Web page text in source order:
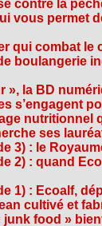
contre la
vous permet
qui combat le
boulangerie
», la BD
s’engagent
nutritionnel
ses
3) : le
2) : quand
1) : Ecoalf,
cultivé et
junk food »